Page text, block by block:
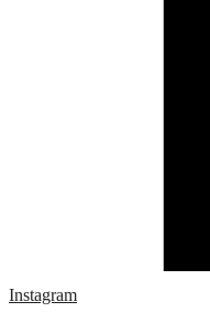
Instagram